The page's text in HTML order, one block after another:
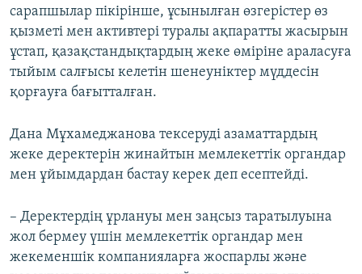
сарапшылар пікірінше, ұсынылған өзгерістер өз
қызметі мен активтері туралы ақпаратты жасырын
ұстап, қазақстандықтардың жеке өміріне араласуға
тыйым салғысы келетін шенеуніктер мүддесін
қорғауға бағытталған.
Дана Мұхамеджанова тексеруді азаматтардың
жеке деректерін жинайтын мемлекеттік органдар
мен ұйымдардан бастау керек деп есептейді.
– Деректердің ұрлануы мен заңсыз таратылуына
жол бермеу үшін мемлекеттік органдар мен
жекеменшік компанияларға жоспарлы және